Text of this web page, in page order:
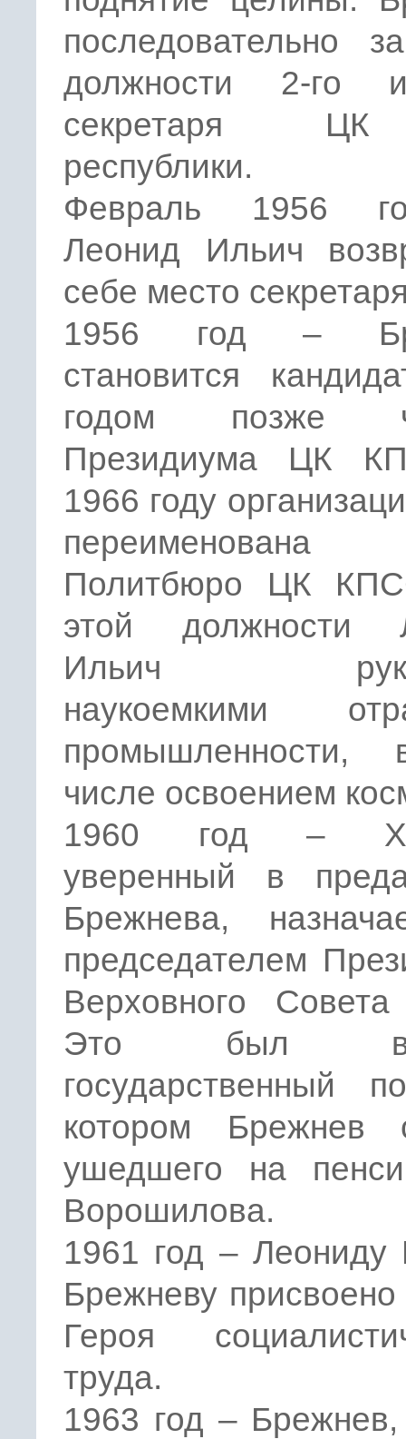
последовательно
должности 2-го
секретаря
республики.
Февраль 1956
Леонид Ильич
себе место
1956 год –
становится
годом позже
Президиума ЦК
1966 году
Политбюро ЦК
этой должности
Ильич
наукоемкими
числе освоением
1960 год –
уверенный в
Брежнева,
председателем
Верховного
Это был
государственный
котором Брежнев
ушедшего на
Ворошилова.
1961 год – Леониду
Брежневу присвоено
Героя
труда.
1963 год –